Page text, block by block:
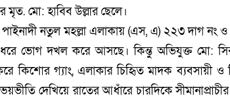
মৃত. মো: হাবিব উল্লার ছেলে।
পাইনাদী নতুল মহল্লা এলাকায় (এস, এ) ২২৩ দাগ নং
ভোগ দখল করে আসছে। কিন্তু অভিযুক্ত মো:
কিশোর গ্যাং, এলাকার চিহিৃত মাদক ব্যবসায়ী ও
দেখিয়ে রাতের আধাঁরে চারদিকে